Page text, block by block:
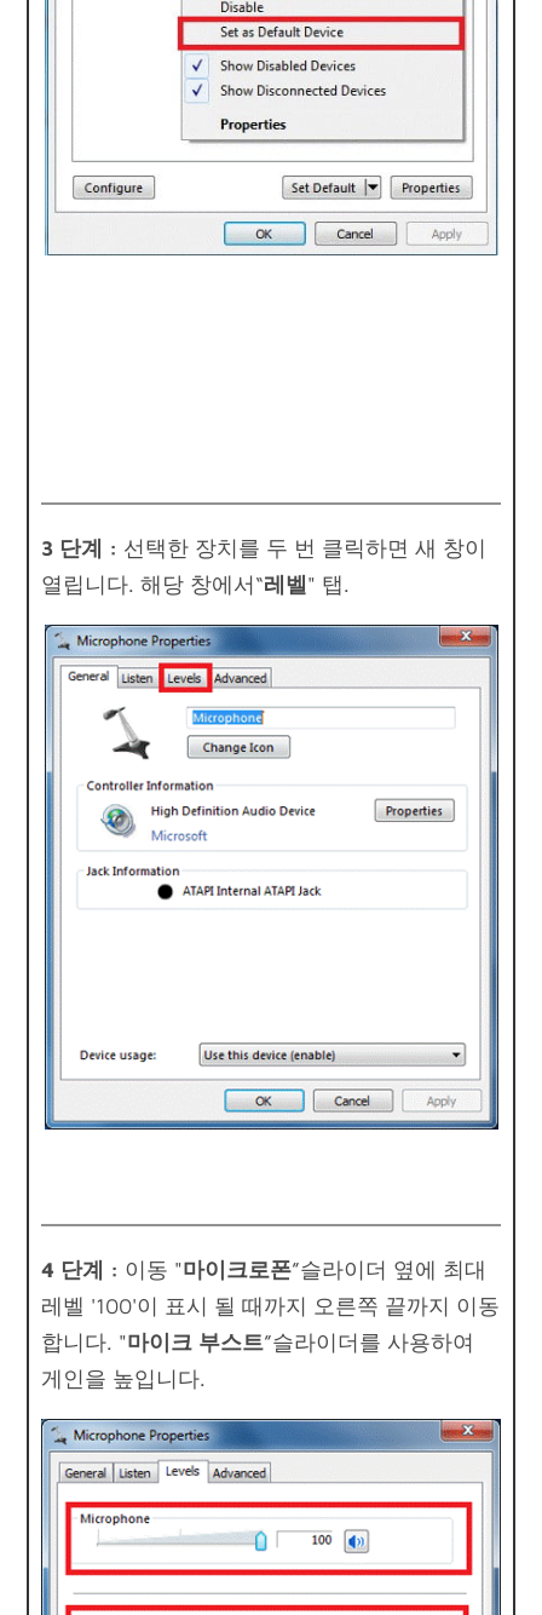
3 단계 : 선택한 장치를 두 번 클릭하면 새 창이
열립니다. 해당 창에서“레벨" 탭.
4 단계 : 이동 "마이크로폰”슬라이더 옆에 최대
레벨 '100'이 표시 될 때까지 오른쪽 끝까지 이동
합니다. "마이크 부스트”슬라이더를 사용하여
게인을 높입니다.